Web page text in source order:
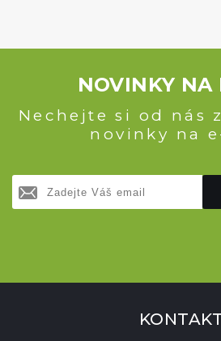
NOVINKY NA
Nechejte si od nás
novinky na